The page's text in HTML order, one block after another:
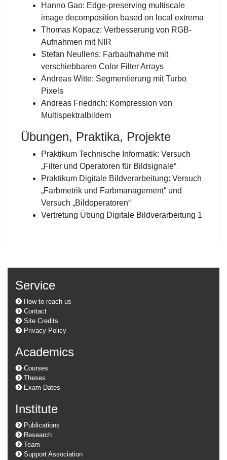
Hanno Gao: Edge-preserving multiscale
image decomposition based on local extrema
Thomas Kopacz: Verbesserung von RGB-
Aufnahmen mit NIR
Stefan Neullens: Farbaufnahme mit
verschiebbaren Color Filter Arrays
Andreas Witte: Segmentierung mit Turbo
Pixels
Andreas Friedrich: Kompression von
Multispektralbildern
Übungen, Praktika, Projekte
Praktikum Technische Informatik: Versuch
„Filter und Operatoren für Bildsignale“
Praktikum Digitale Bildverarbeitung: Versuch
„Farbmetrik und Farbmanagement“ und
Versuch „Bildoperatoren“
Vertretung Übung Digitale Bildverarbeitung 1
Service
How to reach us
Contact
Site Credits
Privacy Policy
Academics
Courses
Theses
Exam Dates
Institute
Publications
Research
Team
Support Association